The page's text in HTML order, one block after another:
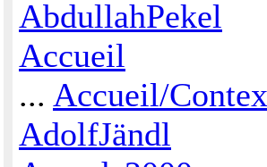
AbdullahPekel
Accueil
... Accueil/
AdolfJändl